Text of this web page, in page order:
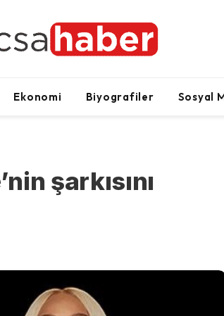
Ekonomi Biyografiler Sosyal
şarkısını